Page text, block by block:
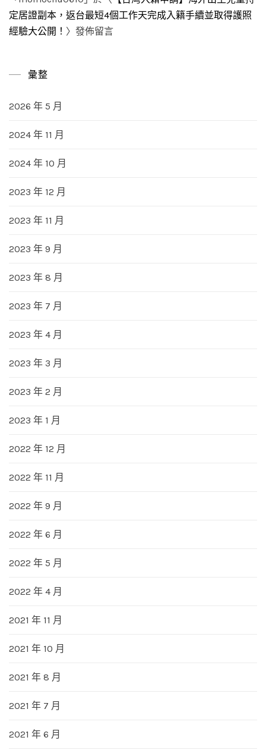
定居證副本，返台最短4個工作天完成入籍手續並取得護照
經驗大公開！ 〉發佈留言
彙整
2026 年 5 月
2024 年 11 月
2024 年 10 月
2023 年 12 月
2023 年 11 月
2023 年 9 月
2023 年 8 月
2023 年 7 月
2023 年 4 月
2023 年 3 月
2023 年 2 月
2023 年 1 月
2022 年 12 月
2022 年 11 月
2022 年 9 月
2022 年 6 月
2022 年 5 月
2022 年 4 月
2021 年 11 月
2021 年 10 月
2021 年 8 月
2021 年 7 月
2021 年 6 月